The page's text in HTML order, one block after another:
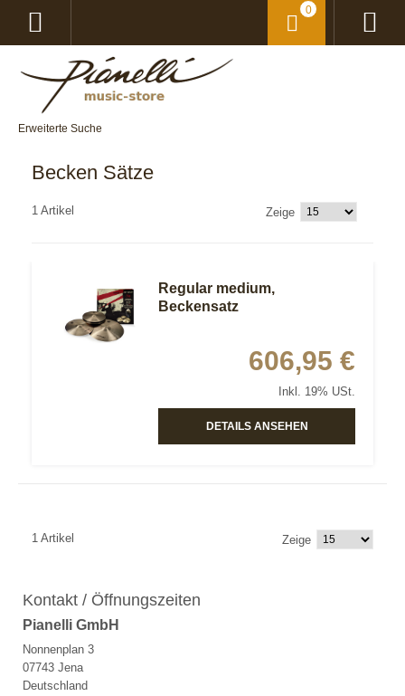
Erweiterte Suche
0
Becken Sätze
1 Artikel Zeige
Regular medium,
Beckensatz
606,95 €
Inkl. 19% USt.
DETAILS ANSEHEN
1 Artikel Zeige
Kontakt / Öffnungszeiten
Pianelli GmbH
Nonnenplan 3
07743 Jena
Deutschland